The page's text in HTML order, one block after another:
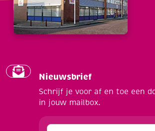
Nieuwsbrief
Schrijf je voor af en toe een
in jouw mailbox.